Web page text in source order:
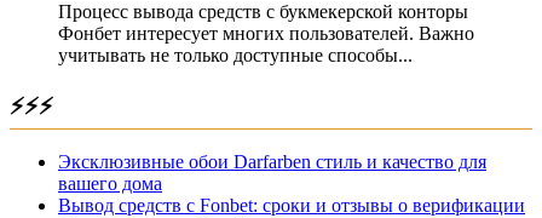
Процесс вывода средств с букмекерской конторы
Фонбет интересует многих пользователей. Важно
учитывать не только доступные способы...
⚡⚡⚡
Эксклюзивные обои Darfarben стиль и качество для
вашего дома
Вывод средств с Fonbet: сроки и отзывы о верификации